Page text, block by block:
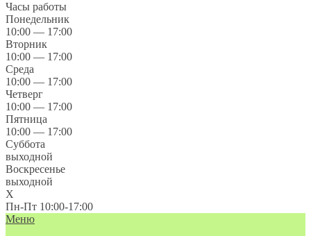
Часы работы
Понедельник
10:00 — 17:00
Вторник
10:00 — 17:00
Среда
10:00 — 17:00
Четверг
10:00 — 17:00
Пятница
10:00 — 17:00
Суббота
выходной
Воскресенье
выходной
X
Пн-Пт 10:00-17:00
Меню